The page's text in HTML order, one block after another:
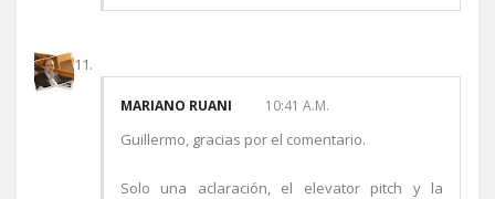
MARIANO RUANI 10:41 A.M.
Guillermo, gracias por el comentario.
Solo una aclaración, el elevator pitch y la